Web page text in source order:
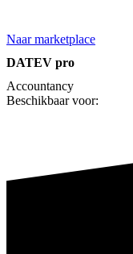
Naar marketplace
DATEV pro
Accountancy
Beschikbaar voor: